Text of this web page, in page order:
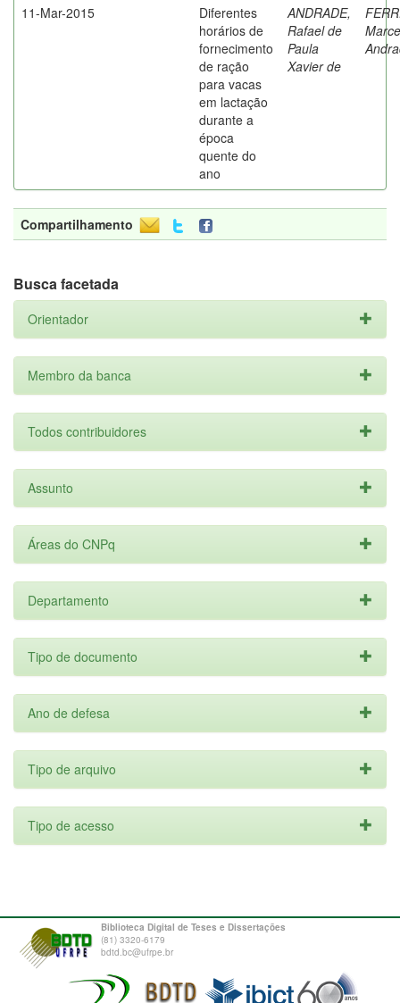
11-Mar-2015
Diferentes
horários de
fornecimento
de ração
para vacas
em lactação
durante a
época
quente do
ano
ANDRADE,
Rafael de
Paula
Xavier de
Compartilhamento
Busca facetada
Orientador
Membro da banca
Todos contribuidores
Assunto
Áreas do CNPq
Departamento
Tipo de documento
Ano de defesa
Tipo de arquivo
Tipo de acesso
Biblioteca Digital de Teses e Dissertações
(81) 3320-6179
bdtd.bc@ufrpe.br